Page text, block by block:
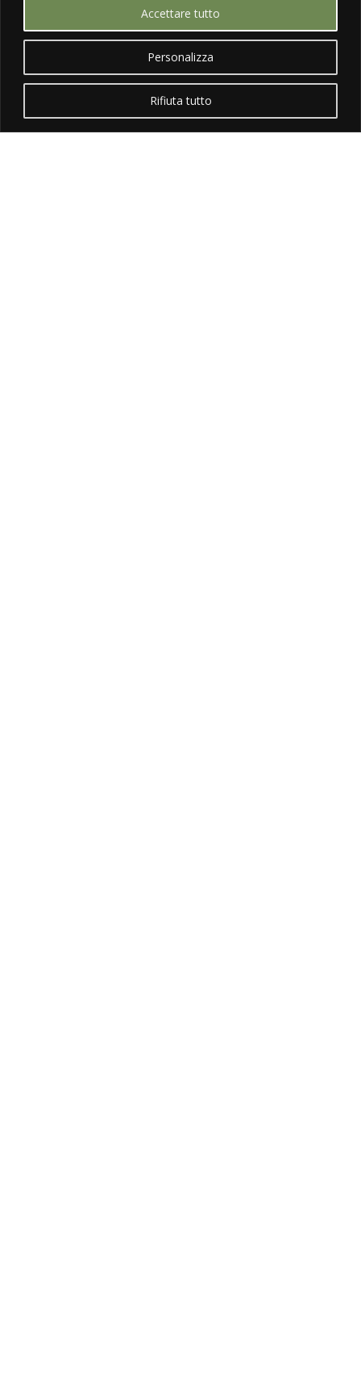
Personalizza
Rifiuta tutto
Accettare tutto
GET IN TOUCH
 